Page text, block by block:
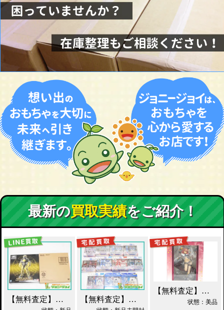
最新の買取実績をご紹介！
【無料査定】昭和レトロ玩具歓迎 ｜ S.I.C. 仮面ライダーオーズ ラトラーターコンボ買取 【無料査定】昭和レトロ玩具歓迎 ｜ ガンダムフィックスフィギュレーション GFF おまとめ買取！
【無料査定】昭和レトロ玩具歓迎 ｜ アルター 百花繚乱 千姫 買取！
状態：美品